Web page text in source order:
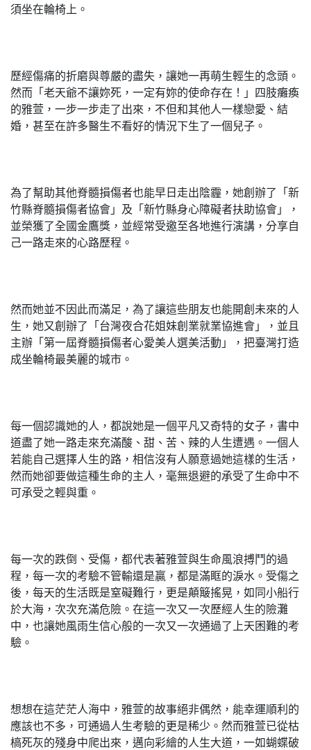
須坐在輪椅上。
歷經傷痛的折磨與尊嚴的盡失，讓她一再萌生輕生的念頭。
然而「老天爺不讓妳死，一定有妳的使命存在！」四肢癱瘓
的雅萱，一步一步走了出來，不但和其他人一樣戀愛、結
婚，甚至在許多醫生不看好的情況下生了一個兒子。
為了幫助其他脊髓損傷者也能早日走出陰霾，她創辦了「新
竹縣脊髓損傷者協會」及「新竹縣身心障礙者扶助協會」，
並榮獲了全國金鷹獎，並經常受邀至各地進行演講，分享自
己一路走來的心路歷程。
然而她並不因此而滿足，為了讓這些朋友也能開創未來的人
生，她又創辦了「台灣夜合花姐妹創業就業協進會」，並且
主辦「第一屆脊髓損傷者心愛美人選美活動」，把臺灣打造
成坐輪椅最美麗的城市。
每一個認識她的人，都說她是一個平凡又奇特的女子，書中
道盡了她一路走來充滿酸、甜、苦、辣的人生遭遇。一個人
若能自己選擇人生的路，相信沒有人願意過她這樣的生活，
然而她卻要做這種生命的主人，毫無退避的承受了生命中不
可承受之輕與重。
每一次的跌倒、受傷，都代表著雅萱與生命風浪搏鬥的過
程，每一次的考驗不管輸還是贏，都是滿眶的淚水。受傷之
後，每天的生活既是窒礙難行，更是顛簸搖晃，如同小船行
於大海，次次充滿危險。在這一次又一次歷經人生的險灘
中，也讓她風雨生信心般的一次又一次通過了上天困難的考
驗。
想想在這茫茫人海中，雅萱的故事絕非偶然，能幸運順利的
應該也不多，可通過人生考驗的更是稀少。然而雅萱已從枯
槁死灰的殘身中爬出來，邁向彩繪的人生大道，一如蝴蝶破